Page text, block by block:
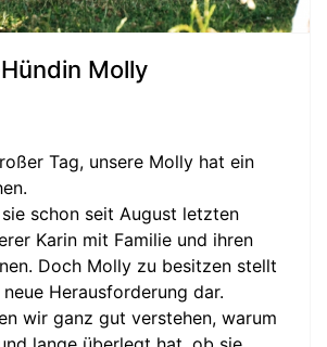
Molly
Tag, unsere Molly hat ein
schon seit August letzten
Karin mit Familie und ihren
Doch Molly zu besitzen stellt
Herausforderung dar.
wir ganz gut verstehen, warum